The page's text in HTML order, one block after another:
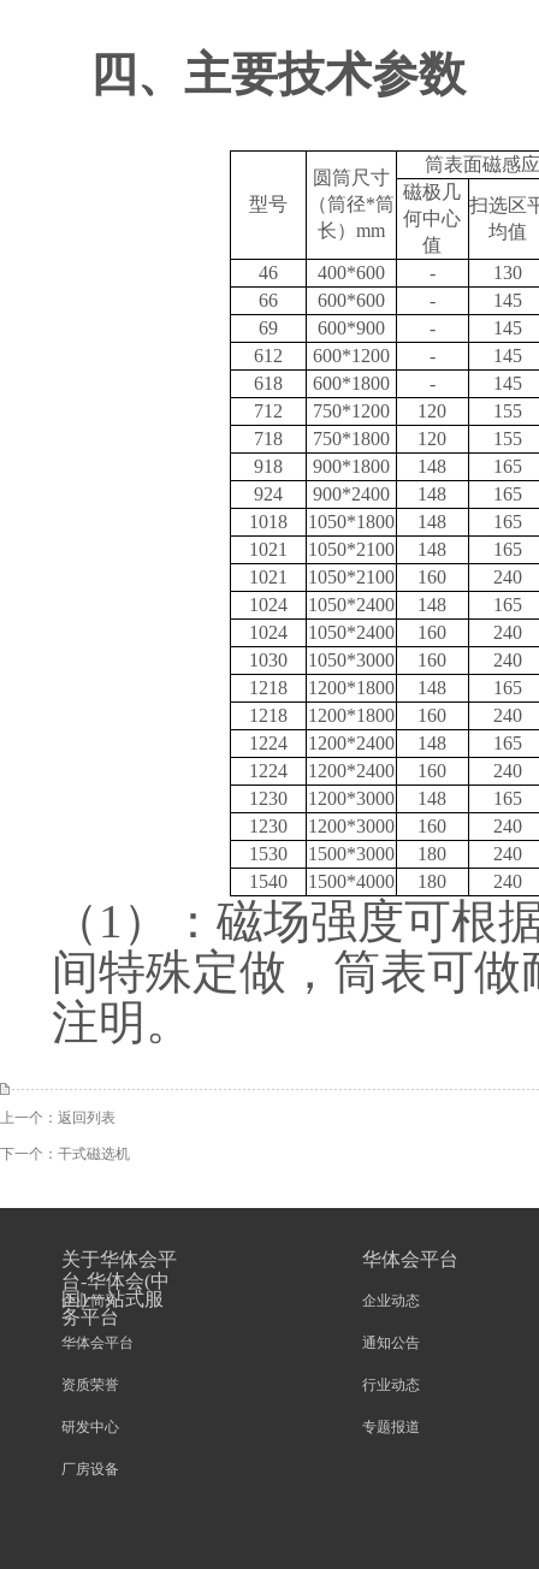
四、 主要技术参数
型号
圆筒尺寸
（筒径*筒
长） mm
筒表面磁感
磁极几
何中心
值
扫选区
均值
46
400*600 -
130
66
600*600 -
145
69
600*900 -
145
612
600*1200 -
145
618
600*1800 -
145
712
750*1200 120
155
718
750*1800 120
155
918
900*1800 148
165
924
900*2400 148
165
1018
1050*1800 148
165
1021
1050*2100 148
165
1021
1050*2100 160
240
1024
1050*2400 148
165
1024
1050*2400 160
240
1030
1050*3000 160
240
1218
1200*1800 148
165
1218
1200*1800 160
240
1224
1200*2400 148
165
1224
1200*2400 160
240
1230
1200*3000 148
165
1230
1200*3000 160
240
1530
1500*3000 180
240
1540
1500*4000 180 240
（1）
：磁场强度可根
间特殊定做，筒表可
注明。
上一个： 返回列表
下一个： 干式磁选机
关于华体会平
台-华体会(中
国)一站式服
务平台
企业简介
华体会平台
资质荣誉
研发中心
厂房设备
华体会平台
企业动态
通知公告
行业动态
专题报道